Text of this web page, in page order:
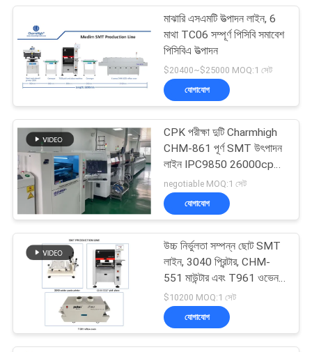
SHOPPING
ON
LINE
সাইটম্যাপ
গোপনীয়তা
নীতি
মাঝারি এসএমটি উত্পাদন লাইন, 6
মাথা TC06 সম্পূর্ণ পিসিবি সমাবেশ
পিসিবিএ উত্পাদন
$20400~$25000 MOQ:1 সেট
যোগাযোগ
CPK পরীক্ষা দুটি Charmhigh
CHM-861 পূর্ণ SMT উৎপাদন
লাইন IPC9850 26000cph
পাস করেছে
negotiable MOQ:1 সেট
যোগাযোগ
উচ্চ নির্ভুলতা সম্পন্ন ছোট SMT
লাইন, 3040 প্রিন্টার, CHM-
551 মাউন্টার এবং T961 ওভেন
সহ
$10200 MOQ:1 সেট
যোগাযোগ